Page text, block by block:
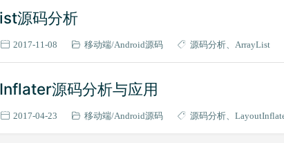
源码分析
2017-11-08 移动端 Android源码 源码分析 ArrayList
源码分析与应用
2017-04-23 移动端 Android源码 源码分析